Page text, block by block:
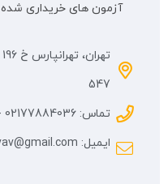
آزمون های خریداری شده
547
تماس: 02177884036 ---- 02177884386
ایمیل: vavbvav@gmail.com